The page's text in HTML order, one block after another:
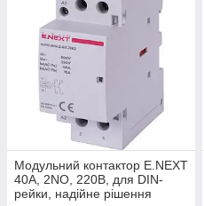
Модульний контактор E.NEXT
40А, 2NO, 220В, для DIN-
рейки, надійне рішення